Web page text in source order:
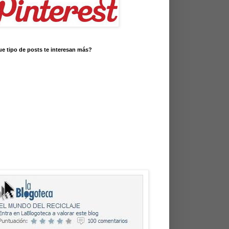
tipo de posts te interesan más?